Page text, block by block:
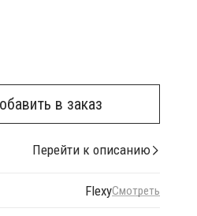
в заказ
Перейти к описанию
FlexyСмотреть